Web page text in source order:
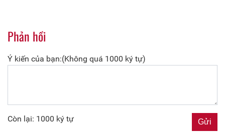
Phản hồi
Ý kiến của bạn:(Không quá 1000 ký tự)
Còn lại: 1000 ký tự